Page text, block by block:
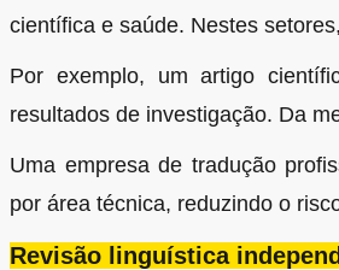
científica e saúde. Nestes
Por exemplo, um artigo
resultados de investigação. Da
Uma empresa de tradução
por área técnica, reduzindo o
Revisão linguística